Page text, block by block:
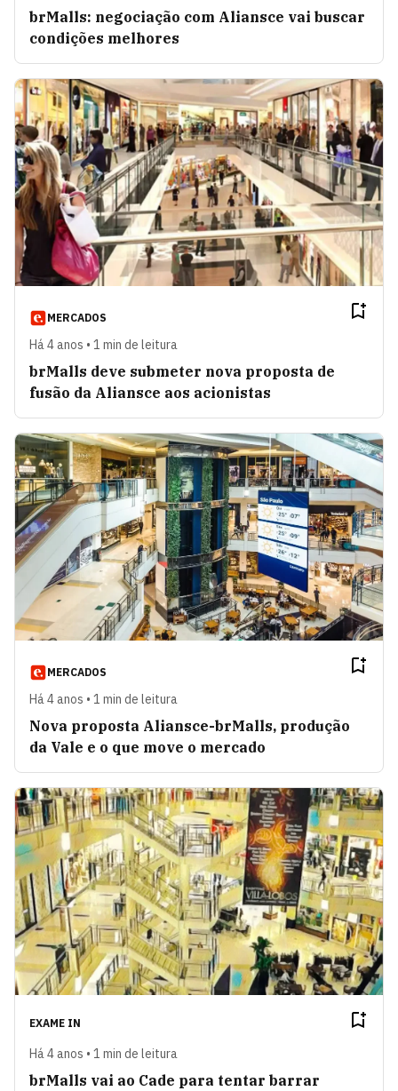
brMalls: negociação com Aliansce vai buscar
condições melhores
MERCADOS
Há 4 anos • 1 min de leitura
brMalls deve submeter nova proposta de
fusão da Aliansce aos acionistas
MERCADOS
Há 4 anos • 1 min de leitura
Nova proposta Aliansce-brMalls, produção
da Vale e o que move o mercado
EXAME IN
Há 4 anos • 1 min de leitura
brMalls vai ao Cade para tentar barrar